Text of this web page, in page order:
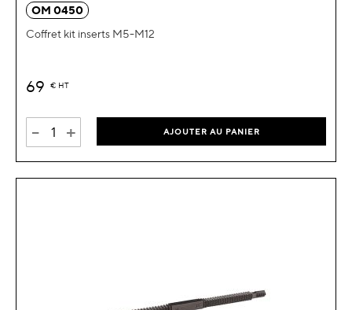
OM 0450
Coffret kit inserts M5-M12
69 € HT
- + AJOUTER AU PANIER